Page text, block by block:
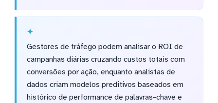
Gestores de tráfego podem analisar o ROI de
campanhas diárias cruzando custos totais com
conversões por ação, enquanto analistas de
dados criam modelos preditivos baseados em
histórico de performance de palavras-chave e